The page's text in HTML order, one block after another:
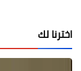
اخترنا لك